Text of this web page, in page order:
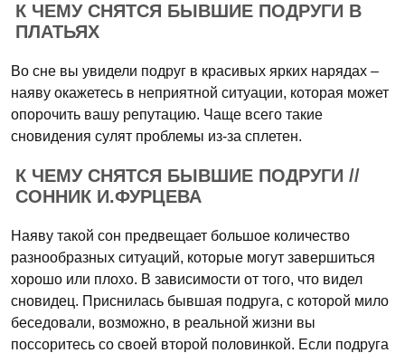
К ЧЕМУ СНЯТСЯ БЫВШИЕ ПОДРУГИ В
ПЛАТЬЯХ
Во сне вы увидели подруг в красивых ярких нарядах –
наяву окажетесь в неприятной ситуации, которая может
опорочить вашу репутацию. Чаще всего такие
сновидения сулят проблемы из-за сплетен.
К ЧЕМУ СНЯТСЯ БЫВШИЕ ПОДРУГИ //
СОННИК И.ФУРЦЕВА
Наяву такой сон предвещает большое количество
разнообразных ситуаций, которые могут завершиться
хорошо или плохо. В зависимости от того, что видел
сновидец. Приснилась бывшая подруга, с которой мило
беседовали, возможно, в реальной жизни вы
поссоритесь со своей второй половинкой. Если подруга